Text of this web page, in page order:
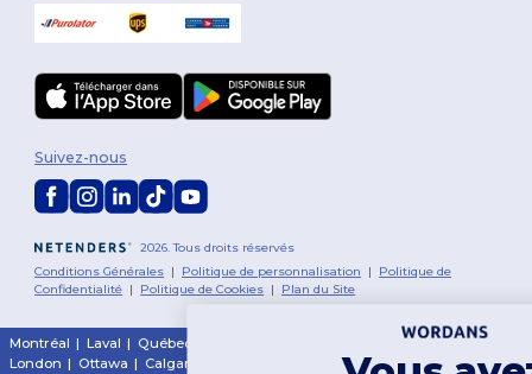
2026. Tous droits réservés
Conditions Générales | Politique de personnalisation | Politique de
Confidentialité | Politique de Cookies | Plan du Site
Suivez-nous
Montréal | Laval | Québec Toronto | Brampton
London | Ottawa | Calgary Vancouver|Winnipeg| Halifax